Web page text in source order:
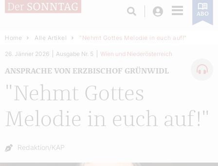
Login ABO
Home Alle Artikel "Nehmt Gottes Melodie in euch auf!"
"Nehmt Gottes
Melodie in euch auf!"
ANSPRACHE VON ERZBISCHOF GRÜNWIDL
26. Jänner 2026 Ausgabe Nr. 5 Wien und Niederösterreich
Autor:
Redaktion/KAP